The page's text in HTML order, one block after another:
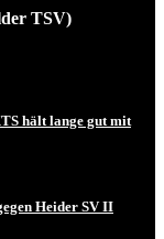
TSV)
hält lange gut mit
Heider SV II